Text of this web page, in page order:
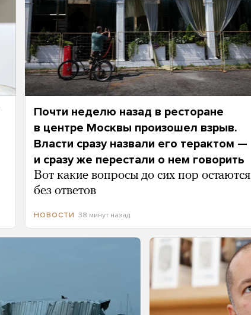
Почти неделю назад в ресторане
в центре Москвы произошел взрыв.
Власти сразу назвали его терактом —
и сразу же перестали о нем говорить
Вот какие вопросы до сих пор остаются
без ответов
НОВОСТИ 38 минут назад